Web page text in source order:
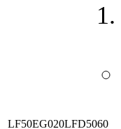
LF50EG020LFD5060